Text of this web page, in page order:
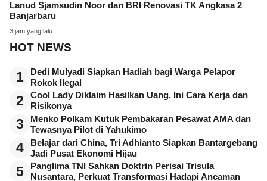
Lanud Sjamsudin Noor dan BRI Renovasi TK Angkasa 2
Banjarbaru
3 jam yang lalu
HOT NEWS
1
Dedi Mulyadi Siapkan Hadiah bagi Warga Pelapor
Rokok Ilegal
2
Cool Lady Diklaim Hasilkan Uang, Ini Cara Kerja dan
Risikonya
3
Menko Polkam Kutuk Pembakaran Pesawat AMA dan
Tewasnya Pilot di Yahukimo
4
Belajar dari China, Tri Adhianto Siapkan Bantargebang
Jadi Pusat Ekonomi Hijau
5
Panglima TNI Sahkan Doktrin Perisai Trisula
Nusantara, Perkuat Transformasi Hadapi Ancaman